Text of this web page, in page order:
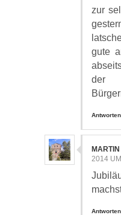
zur
gute
der
Antworten
MARTIN
2014
Antworten